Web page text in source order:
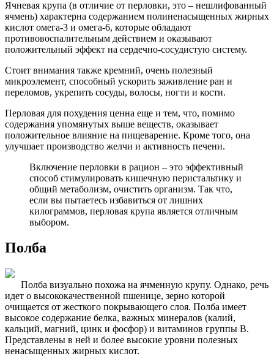
Ячневая крупа (в отличие от перловки, это – нешлифованный
ячмень) характерна содержанием полиненасыщенных жирных
кислот омега-3 и омега-6, которые обладают
противовоспалительным действием и оказывают
положительный эффект на сердечно-сосудистую систему.
Стоит внимания также кремний, очень полезный
микроэлемент, способный ускорить заживление ран и
переломов, укрепить сосуды, волосы, ногти и кости.
Перловая для похудения ценна еще и тем, что, помимо
содержания упомянутых выше веществ, оказывает
положительное влияние на пищеварение. Кроме того, она
улучшает производство желчи и активность печени.
Включение перловки в рацион – это эффективный
способ стимулировать кишечную перистальтику и
общий метаболизм, очистить организм. Так что,
если вы пытаетесь избавиться от лишних
килограммов, перловая крупа является отличным
выбором.
Полба
Полба визуально похожа на ячменную крупу. Однако, речь
идет о высококачественной пшенице, зерно которой
очищается от жесткого покрывающего слоя. Полба имеет
высокое содержание белка, важных минералов (калий,
кальций, магний, цинк и фосфор) и витаминов группы B.
Представлены в ней и более высокие уровни полезных
ненасыщенных жирных кислот.